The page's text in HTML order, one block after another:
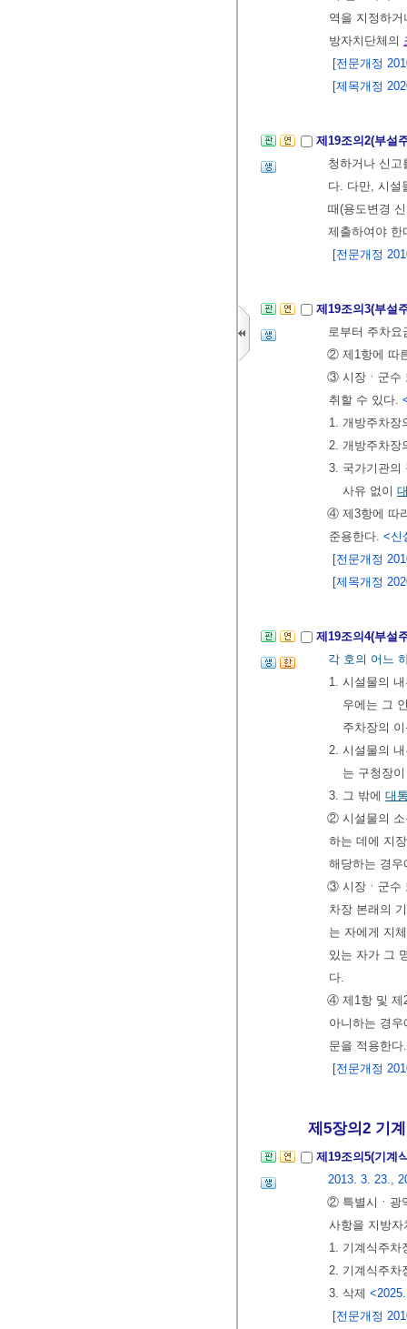
역을 지정하
방자치단체의
[전문개정
[제목개정
제19조의2(부설
청하거나 신
다. 다만, 시설
때(용도변경
제출하여야
[전문개정
제19조의3(부설
로부터 주차
② 제1항에 따
③ 시장ㆍ군수
취할 수 있다.
1. 개방주차장
2. 개방주차장
3. 국가기관의
사유 없이
④ 제3항에 따
준용한다. <신
[전문개정
[제목개정
제19조의4(부설
각 호의 어느
1. 시설물의
우에는 그
주차장의
2. 시설물의
는 구청장
3. 그 밖에 대
② 시설물의 소
하는 데에 지
해당하는 경
③ 시장ㆍ군수
차장 본래의
는 자에게 지
있는 자가 그
다.
④ 제1항 및 제
아니하는 경
문을 적용한다.
[전문개정
제5장의2 기계
제19조의5(기계
2013. 3. 23.,
② 특별시ㆍ광
사항을 지방
1. 기계식주차
2. 기계식주차
3. 삭제
[전문개정